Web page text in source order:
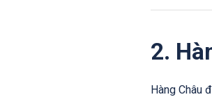
2.
Hàng Châu